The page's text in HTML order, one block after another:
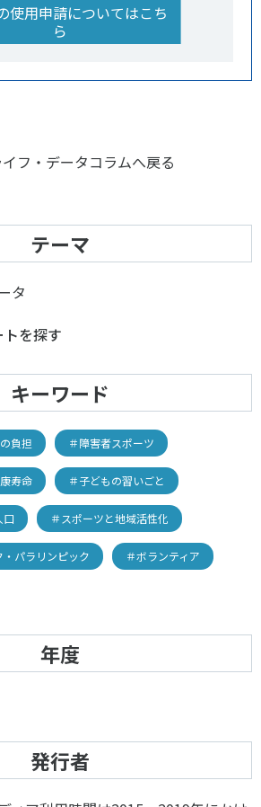
使用申請についてはこち
ら
フ・データコラムへ戻る
テーマ
タ
を探す
キーワード
負担 ＃障害者スポーツ
寿命 ＃子どもの習いごと
口 ＃スポーツと地域活性化
パラリンピック ＃ボランティア
年度
発行者